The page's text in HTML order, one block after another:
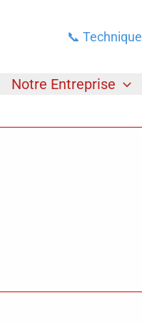
📞 Technique
Notre Entreprise